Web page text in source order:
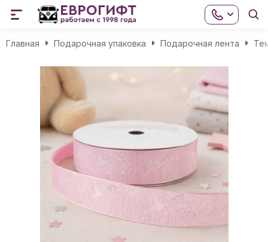
Главная Подарочная упаковка Подарочная лента